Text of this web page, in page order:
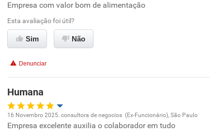
Oportunidade de promoção
Ambiente de trabalho
Benefícios
Recomenda esta empresa
Recomenda a diretoria
Empresa com valor bom de alimentação
Esta avaliação foi útil?
Sim Não
Denunciar
Humana
Oportunidade de promoção
16 Novembro 2025. consultora de negocios (Ex-Funcionário), São Paulo
Empresa excelente auxilia o colaborador em tudo